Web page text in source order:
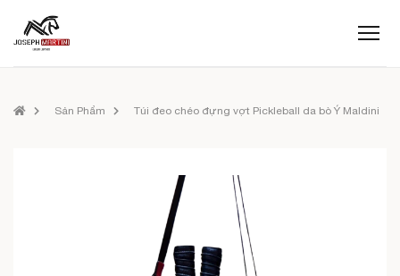
Sản Phẩm Túi đeo chéo đựng vợt Pickleball da bò Ý Maldini